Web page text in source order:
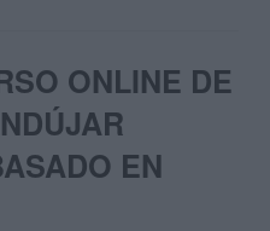
ONLINE DE
EN